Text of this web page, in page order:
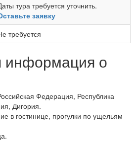
тура требуется уточнить.
заявку
требуется
информация о
Федерация, Республика
Дигория.
в гостинице, прогулки по ущельям